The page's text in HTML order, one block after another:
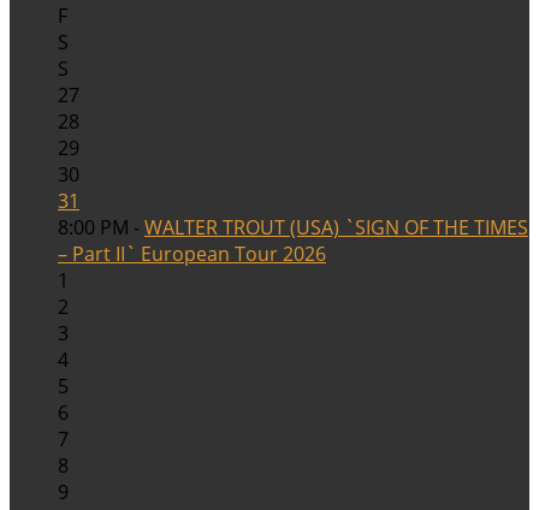
F
S
S
27
28
29
30
31
8:00 PM -WALTER TROUT (USA) `SIGN OF THE TIMES
– Part II` European Tour 2026
1
2
3
4
5
6
7
8
9